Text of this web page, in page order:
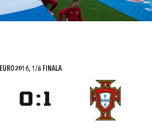
EURO2016, 1/8 FINALA
0 :1